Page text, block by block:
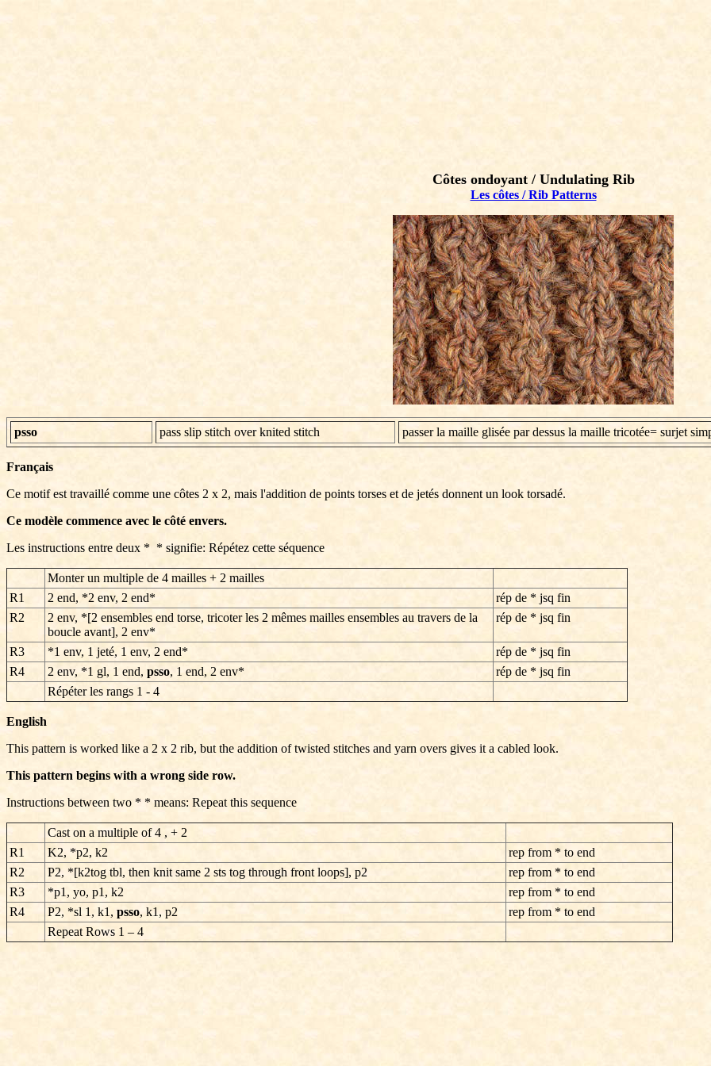
Côtes ondoyant / Undulating Rib
Les côtes / Rib Patterns
psso pass slip stitch over knited stitch passer la maille glisée par dessus la maille tricotée= surjet
Français
Ce motif est travaillé comme une côtes 2 x 2, mais l'addition de points torses et de jetés donnent un look torsadé.
Ce modèle commence avec le côté envers.
Les instructions entre deux * * signifie: Répétez cette séquence
Monter un multiple de 4 mailles + 2 mailles
R1
2 end, *2 env, 2 end*
rép de * jsq fin
R2
2 env, *[2 ensembles end torse, tricoter les 2 mêmes mailles ensembles au travers de la
boucle avant], 2 env*
rép de * jsq fin
R3 *1 env, 1 jeté, 1 env, 2 end*
rép de * jsq fin
R4
2 env, *1 gl, 1 end, psso, 1 end, 2 env*
rép de * jsq fin
Répéter les rangs 1 - 4
English
This pattern is worked like a 2 x 2 rib, but the addition of twisted stitches and yarn overs gives it a cabled look.
This pattern begins with a wrong side row.
Instructions between two * * means: Repeat this sequence
Cast on a multiple of 4 , + 2
R1
K2, *p2, k2
rep from * to end
R2
P2, *[k2tog tbl, then knit same 2 sts tog through front loops], p2
rep from * to end
R3
*p1, yo, p1, k2
rep from * to end
R4
P2, *sl 1, k1, psso, k1, p2
rep from * to end
Repeat Rows 1 – 4